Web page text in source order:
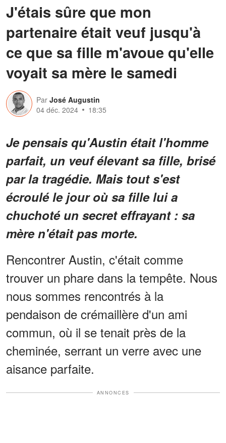
J'étais sûre que mon
partenaire était veuf jusqu'à
ce que sa fille m'avoue qu'elle
voyait sa mère le samedi
Par José Augustin
04 déc. 2024
18:35
Je pensais qu'Austin était l'homme
parfait, un veuf élevant sa fille, brisé
par la tragédie. Mais tout s'est
écroulé le jour où sa fille lui a
chuchoté un secret effrayant : sa
mère n'était pas morte.
Rencontrer Austin, c'était comme
trouver un phare dans la tempête. Nous
nous sommes rencontrés à la
pendaison de crémaillère d'un ami
commun, où il se tenait près de la
cheminée, serrant un verre avec une
aisance parfaite.
ANNONCES